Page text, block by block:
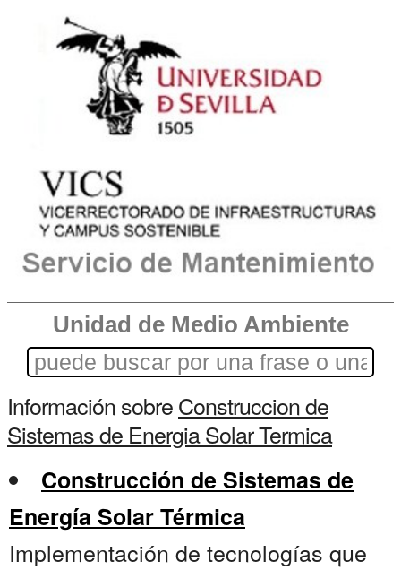
Unidad de Medio Ambiente
Información sobreConstruccion de
Sistemas de Energia Solar Termica
Construcción de Sistemas de
Energía Solar Térmica
Implementación de tecnologías que